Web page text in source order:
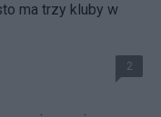
ma trzy kluby w
2